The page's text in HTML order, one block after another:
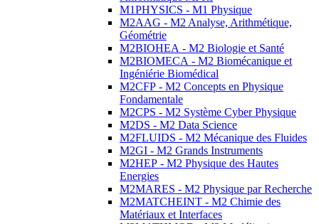
M1PHYSICS - M1 Physique
M2AAG - M2 Analyse, Arithmétique,
Géométrie
M2BIOHEA - M2 Biologie et Santé
M2BIOMECA - M2 Biomécanique et
Ingéniérie Biomédical
M2CFP - M2 Concepts en Physique
Fondamentale
M2CPS - M2 Système Cyber Physique
M2DS - M2 Data Science
M2FLUIDS - M2 Mécanique des Fluides
M2GI - M2 Grands Instruments
M2HEP - M2 Physique des Hautes
Energies
M2MARES - M2 Physique par Recherche
M2MATCHEINT - M2 Chimie des
Matériaux et Interfaces